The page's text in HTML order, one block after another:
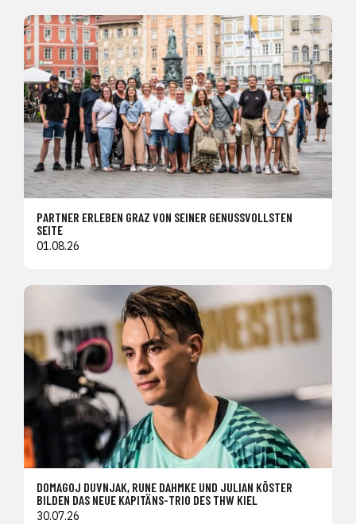
PARTNER ERLEBEN GRAZ VON SEINER GENUSSVOLLSTEN
SEITE
01.08.26
DOMAGOJ DUVNJAK, RUNE DAHMKE UND JULIAN KÖSTER
BILDEN DAS NEUE KAPITÄNS-TRIO DES THW KIEL
30.07.26